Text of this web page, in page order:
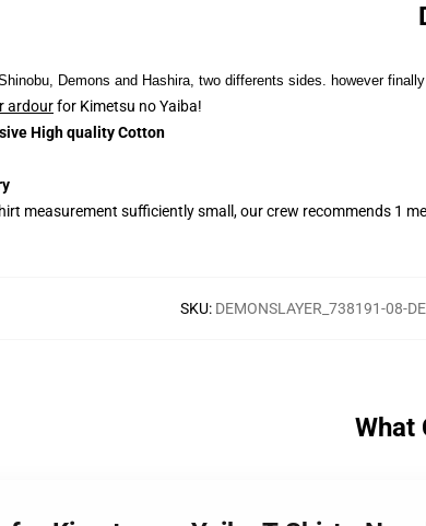
Demons and Hashira, two differents sides. however
ardourfor Kimetsu no Yaiba!
High quality Cotton
measurement sufficiently small, our crew recommends 1
SKU: DEMONSLAYER_738191-08-
What